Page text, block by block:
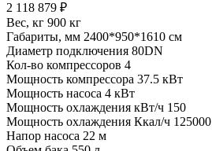
2 118 879 ₽
Вес, кг 900 кг
Габариты, мм 2400*950*1610 см
Диаметр подключения 80DN
Кол-во компрессоров 4
Мощность компрессора 37.5 кВт
Мощность насоса 4 кВт
Мощность охлаждения кВт/ч 150
Мощность охлаждения Ккал/ч 125000
Напор насоса 22 м